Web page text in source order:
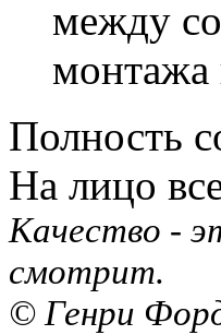
между
монтажа
Полность
На лицо
Качество -
смотрит.
© Генри